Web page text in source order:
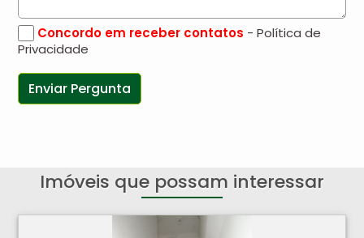
Concordo em receber contatos - Política de
Privacidade
Imóveis que possam interessar